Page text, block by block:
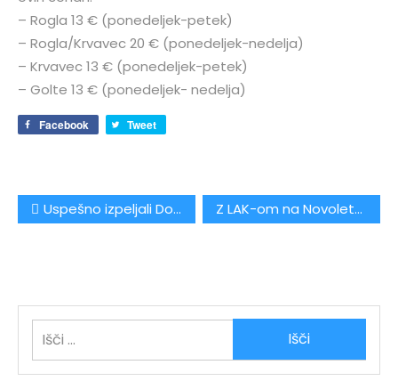
– Rogla 13 € (ponedeljek-petek)
– Rogla/Krvavec 20 € (ponedeljek-nedelja)
– Krvavec 13 € (ponedeljek-petek)
– Golte 13 € (ponedeljek- nedelja)
Facebook Tweet
Navigacija
prispevka
Uspešno izpeljali Dobrodelni koncert 2013! Z LAK-om na Novoletni žur Velenje